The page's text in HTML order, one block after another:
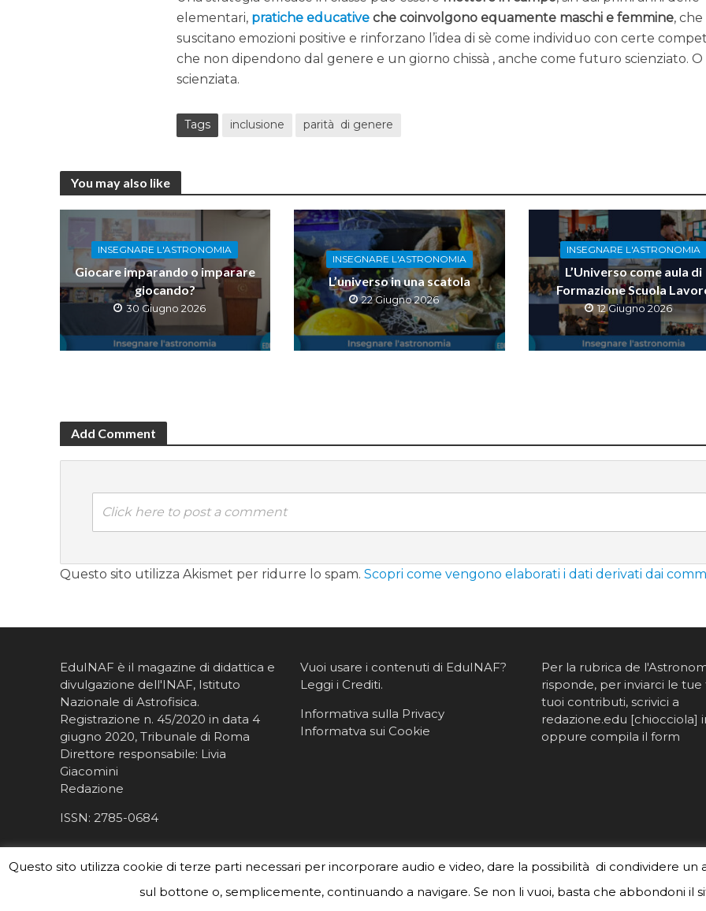
elementari, pratiche educative che coinvolgono equamente maschi e femmine, che
suscitano emozioni positive e rinforzano l’idea di sè come individuo con certe
che non dipendono dal genere e un giorno chissà , anche come futuro scienziato. O
scienziata.
Tags inclusione parità di genere
You may also like
INSEGNARE L'ASTRONOMIA
Giocare imparando o imparare
giocando?
30 Giugno 2026
INSEGNARE L'ASTRONOMIA
L’universo in una scatola
22 Giugno 2026
INSEGNARE L'ASTRONOMIA
L’Universo come aula di
Formazione Scuola
12 Giugno 2026
Add Comment
Click here to post a comment
Questo sito utilizza Akismet per ridurre lo spam. Scopri come vengono elaborati i dati derivati dai
EduINAF è il magazine di didattica e
divulgazione dell'INAF, Istituto
Nazionale di Astrofisica.
Registrazione n. 45/2020 in data 4
giugno 2020, Tribunale di Roma
Direttore responsabile: Livia
Giacomini
Redazione
ISSN: 2785-0684
Vuoi usare i contenuti di EduINAF?
Leggi i Crediti.
Informativa sulla Privacy
Informatva sui Cookie
Per la rubrica de
risponde, per inviarci le tue
tuoi contributi, scrivici a
redazione.edu [chiocciola]
oppure compila il form
#eduinaf #inaf #astronomyforabetterworld. Theme created byMeks. Powered by WordPress.
Questo sito utilizza cookie di terze parti necessari per incorporare audio e video, dare la possibilità di condividere
sul bottone o, semplicemente, continuando a navigare. Se non li vuoi, basta che abbondoni il